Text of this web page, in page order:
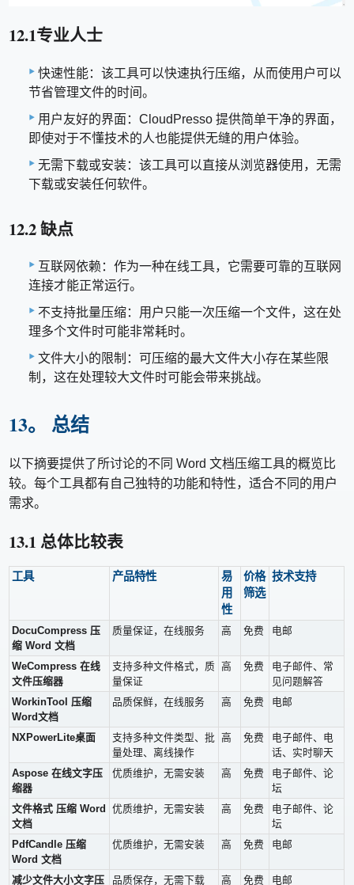
12.1专业人士
快速性能：该工具可以快速执行压缩，从而使用户可以
节省管理文件的时间。
用户友好的界面：CloudPresso 提供简单干净的界面，
即使对于不懂技术的人也能提供无缝的用户体验。
无需下载或安装：该工具可以直接从浏览器使用，无需
下载或安装任何软件。
12.2 缺点
互联网依赖：作为一种在线工具，它需要可靠的互联网
连接才能正常运行。
不支持批量压缩：用户只能一次压缩一个文件，这在处
理多个文件时可能非常耗时。
文件大小的限制：可压缩的最大文件大小存在某些限
制，这在处理较大文件时可能会带来挑战。
13。 总结
以下摘要提供了所讨论的不同 Word 文档压缩工具的概览比
较。每个工具都有自己独特的功能和特性，适合不同的用户
需求。
13.1 总体比较表
工具 产品特性
易
用
性
价格
筛选
技术支持
DocuCompress 压
缩 Word 文档
质量保证，在线服务 高 免费 电邮
WeCompress 在线
文件压缩器
支持多种文件格式，质
量保证
高 免费
电子邮件、常
见问题解答
WorkinTool 压缩
Word文档
品质保鲜，在线服务 高 免费 电邮
NXPowerLite桌面
支持多种文件类型、批
量处理、离线操作
高 免费
电子邮件、电
话、实时聊天
Aspose 在线文字压
缩器
优质维护，无需安装 高 免费
电子邮件、论
坛
文件格式 压缩 Word
文档
优质维护，无需安装 高 免费
电子邮件、论
坛
PdfCandle 压缩
Word 文档
优质维护，无需安装 高 免费 电邮
减少文件大小文字压
品质保存，无需下载 高 免费 电邮